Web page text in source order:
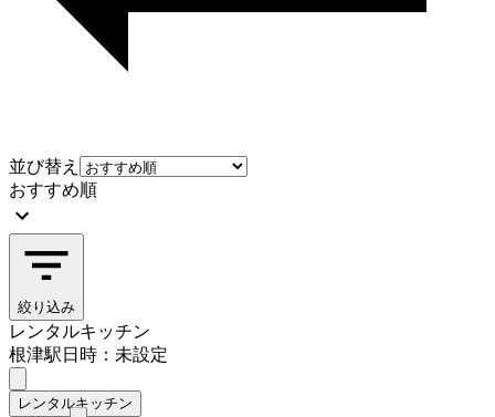
並び替え
おすすめ順
絞り込み
レンタルキッチン
根津駅日時：未設定
レンタルキッチン